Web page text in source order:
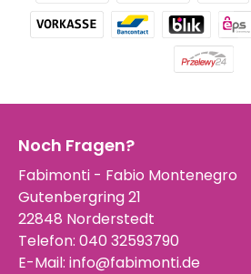
Noch Fragen?
Fabimonti - Fabio Montenegro
Gutenbergring 21
22848 Norderstedt
Telefon: 040 32593790
E-Mail: info@fabimonti.de